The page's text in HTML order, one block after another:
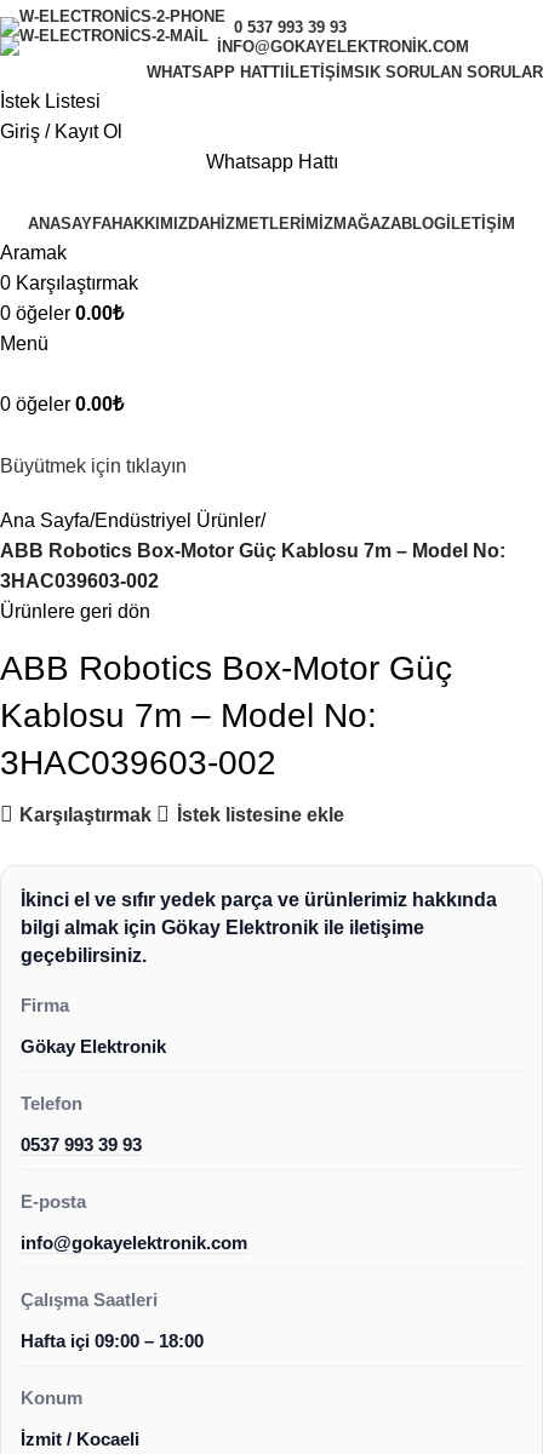
0 537 993 39 93
INFO@GOKAYELEKTRONIK.COM
WHATSAPP HATTI
İLETIŞIMSIK SORULAN SORULAR
İstek Listesi
Giriş / Kayıt Ol
Whatsapp Hattı
ANASAYFAHAKKIMIZDAHIZMETLERIMIZMAĞAZABLOG İLETIŞIM
Aramak
0 Karşılaştırmak
0 öğeler 0.00₺
Menü
0 öğeler 0.00₺
Büyütmek için tıklayın
Ana Sayfa Endüstriyel Ürünler
ABB Robotics Box-Motor Güç Kablosu 7m – Model No:
3HAC039603-002
Ürünlere geri dön
ABB Robotics Box-Motor Güç
Kablosu 7m – Model No:
3HAC039603-002
Karşılaştırmak İstek listesine ekle
İkinci el ve sıfır yedek parça ve ürünlerimiz hakkında
bilgi almak için Gökay Elektronik ile iletişime
geçebilirsiniz.
Firma
Gökay Elektronik
Telefon
0537 993 39 93
E-posta
info@gokayelektronik.com
Çalışma Saatleri
Hafta içi 09:00 – 18:00
Konum
İzmit / Kocaeli